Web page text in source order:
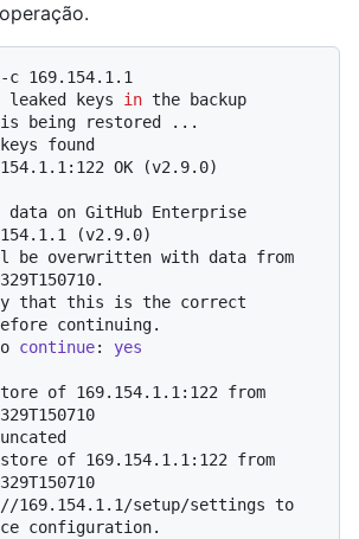
169.154.1.1
leaked keys in the backup
is being restored ...
found
OK (v2.9.0)
data on GitHub Enterprise
(v2.9.0)
be overwritten with data from
that this is the correct
continuing.
continue: yes
of 169.154.1.1:122 from
of 169.154.1.1:122 from
setup/settings to
configuration.